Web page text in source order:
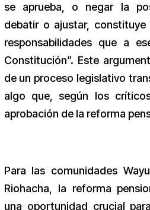
se aprueba, o negar la
debatir o ajustar,
responsabilidades que a
Constitución”. Este
de un proceso legislativo
algo que, según los
aprobación de la reforma
Para las comunidades
Riohacha, la reforma
una oportunidad crucial